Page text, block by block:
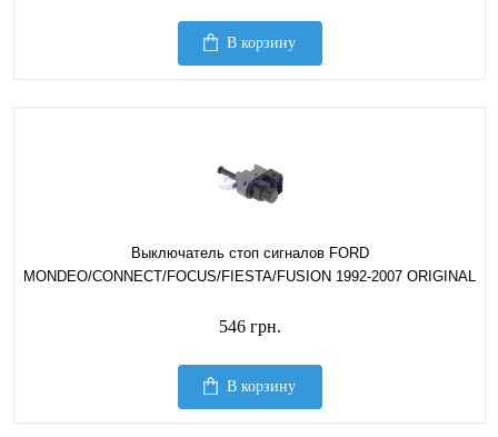
В корзину
Выключатель стоп сигналов FORD
MONDEO/CONNECT/FOCUS/FIESTA/FUSION 1992-2007 ORIGINAL
546 грн.
В корзину